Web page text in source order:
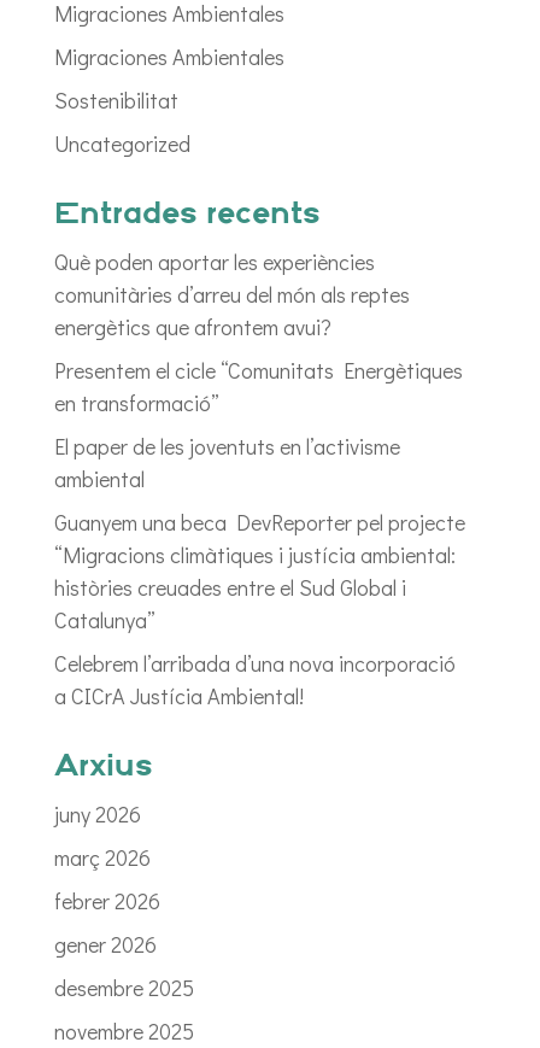
Migraciones Ambientales
Migraciones Ambientales
Sostenibilitat
Uncategorized
Entrades recents
Què poden aportar les experiències
comunitàries d’arreu del món als reptes
energètics que afrontem avui?
Presentem el cicle “Comunitats Energètiques
en transformació”
El paper de les joventuts en l’activisme
ambiental
Guanyem una beca DevReporter pel projecte
“Migracions climàtiques i justícia ambiental:
històries creuades entre el Sud Global i
Catalunya”
Celebrem l’arribada d’una nova incorporació
a CICrA Justícia Ambiental!
Arxius
juny 2026
març 2026
febrer 2026
gener 2026
desembre 2025
novembre 2025